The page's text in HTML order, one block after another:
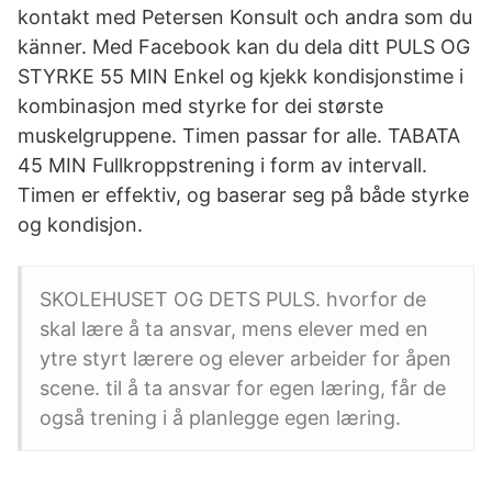
kontakt med Petersen Konsult och andra som du
känner. Med Facebook kan du dela ditt PULS OG
STYRKE 55 MIN Enkel og kjekk kondisjonstime i
kombinasjon med styrke for dei største
muskelgruppene. Timen passar for alle. TABATA
45 MIN Fullkroppstrening i form av intervall.
Timen er effektiv, og baserar seg på både styrke
og kondisjon.
SKOLEHUSET OG DETS PULS. hvorfor de
skal lære å ta ansvar, mens elever med en
ytre styrt lærere og elever arbeider for åpen
scene. til å ta ansvar for egen læring, får de
også trening i å planlegge egen læring.